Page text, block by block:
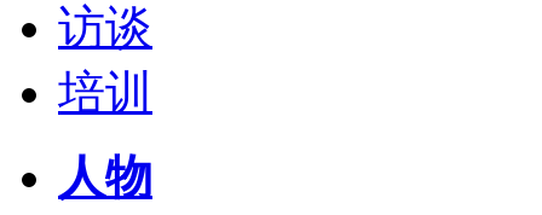
访谈
培训
人物